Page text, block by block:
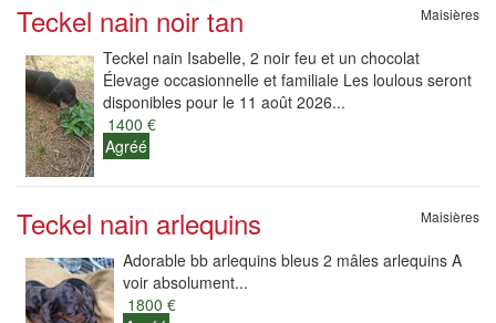
Teckel nain noir tan Maisières
Teckel nain Isabelle, 2 noir feu et un chocolat
Élevage occasionnelle et familiale Les loulous seront
disponibles pour le 11 août 2026...
1400 €
Agréé
Teckel nain arlequins Maisières
Adorable bb arlequins bleus 2 mâles arlequins A
voir absolument...
1800 €